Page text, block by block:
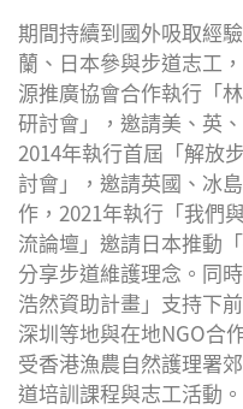
期間持續到國外吸取經
蘭、日本參與步道志工
源推廣協會合作執行「
研討會」，邀請美、英
2014年執行首屆「解放
討會」，邀請英國、冰
作，2021年執行「我們
流論壇」邀請日本推動
分享步道維護理念。同
浩然資助計畫」支持下
深圳等地與在地NGO合
受香港漁農自然護理署
道培訓課程與志工活動。